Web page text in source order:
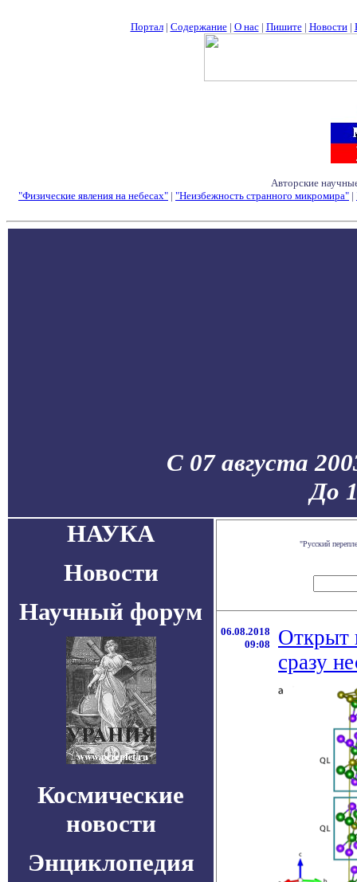
Портал| Содержание| О нас| Пишите| Новости|
Авторские
"Физические явления на небесах" | "Неизбежность странного микромира" |
С 07 августа
До
НАУКА
Новости
Научный форум
Космические
новости
Энциклопедия
"Русский
06.08.2018
09:08
Открыт
сразу